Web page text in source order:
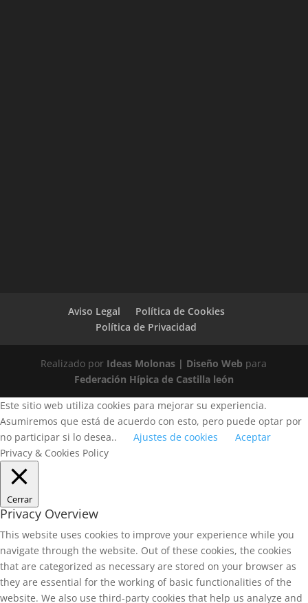
Aviso Legal
Política de Cookies
Política de Privacidad
Realizado por Ideas Molonas | Diseño Web para
Federación Hípica de Castilla león
Este sitio web utiliza cookies para mejorar su experiencia.
Asumiremos que está de acuerdo con esto, pero puede optar por
no participar si lo desea..
Ajustes de cookies
Aceptar
Privacy & Cookies Policy
Cerrar
Privacy Overview
This website uses cookies to improve your experience while you
navigate through the website. Out of these cookies, the cookies
that are categorized as necessary are stored on your browser as
they are essential for the working of basic functionalities of the
website. We also use third-party cookies that help us analyze and